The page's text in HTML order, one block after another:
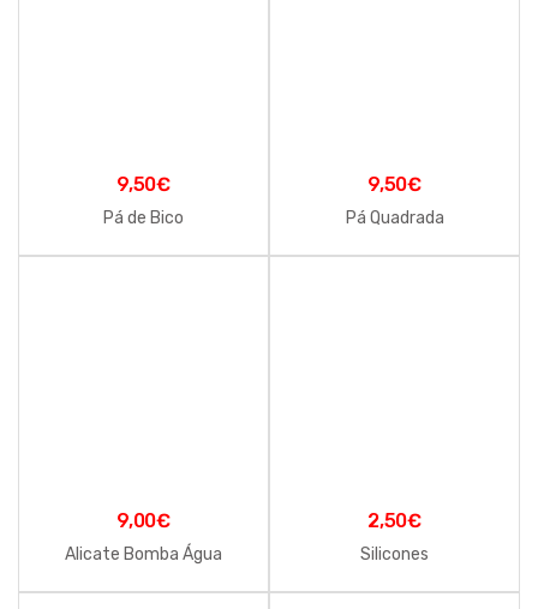
9,50€
Pá de Bico
9,50€
Pá Quadrada
9,00€
Alicate Bomba Água
2,50€
Silicones